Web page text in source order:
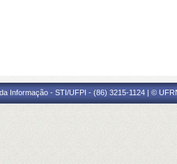
Informação - STI/UFPI - (86) 3215-1124 | ©